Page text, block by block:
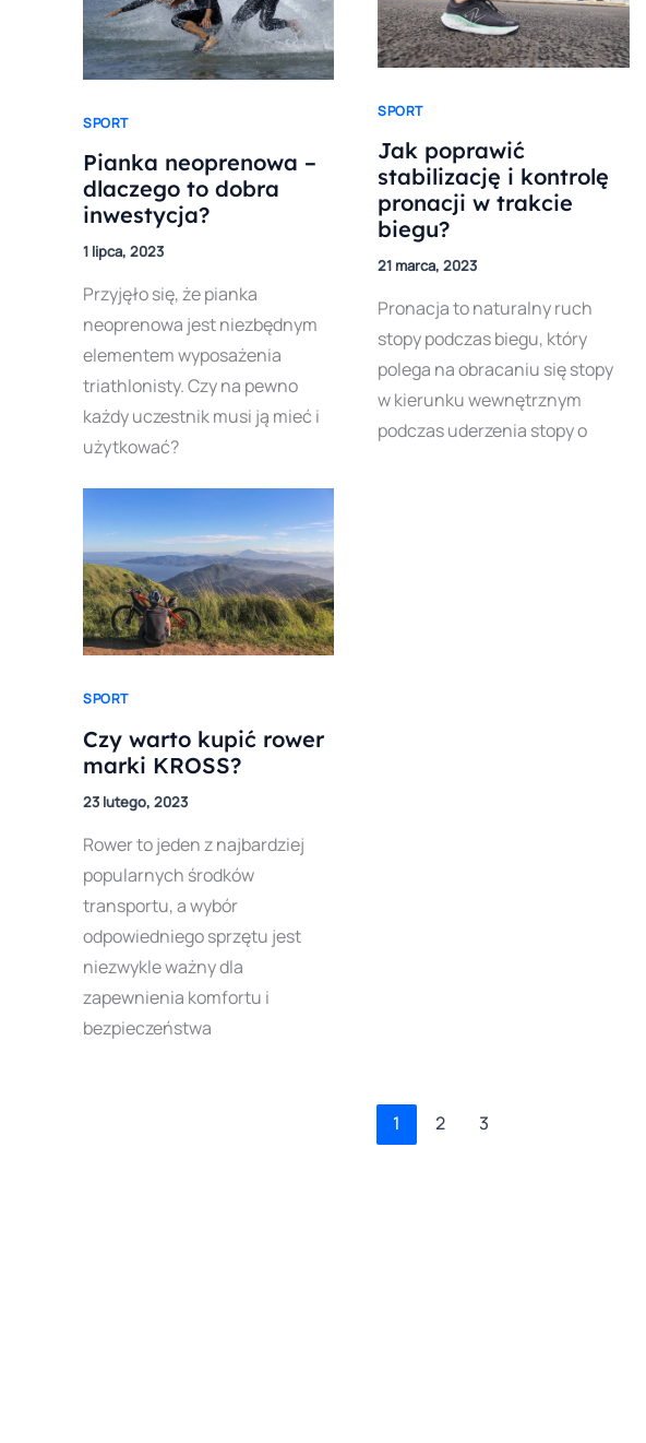
SPORT
Pianka neoprenowa –
dlaczego to dobra
inwestycja?
1 lipca, 2023
Przyjęło się, że pianka
neoprenowa jest niezbędnym
elementem wyposażenia
triathlonisty. Czy na pewno
każdy uczestnik musi ją mieć i
użytkować?
SPORT
Jak poprawić
stabilizację i kontrolę
pronacji w trakcie
biegu?
21 marca, 2023
Pronacja to naturalny ruch
stopy podczas biegu, który
polega na obracaniu się stopy
w kierunku wewnętrznym
podczas uderzenia stopy o
SPORT
Czy warto kupić rower
marki KROSS?
23 lutego, 2023
Rower to jeden z najbardziej
popularnych środków
transportu, a wybór
odpowiedniego sprzętu jest
niezwykle ważny dla
zapewnienia komfortu i
bezpieczeństwa
1 2 3